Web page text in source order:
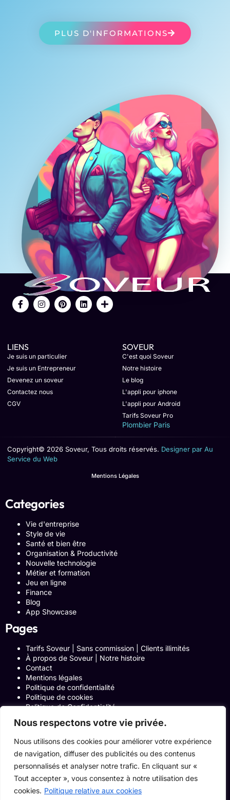
Nous respectons votre vie privée.
Nous utilisons des cookies pour améliorer votre expérience
de navigation, diffuser des publicités ou des contenus
personnalisés et analyser notre trafic. En cliquant sur «
Tout accepter », vous consentez à notre utilisation des
cookies. Politique relative aux cookies
PLUS D'INFORMATIONS
LIENS
Je suis un particulier
Je suis un Entrepreneur
Devenez un soveur
Contactez nous
CGV
SOVEUR
C'est quoi Soveur
Notre histoire
Le blog
L'appli pour iphone
L'appli pour Android
Tarifs Soveur Pro
Plombier Paris
Copyright© 2026 Soveur, Tous droits réservés. Designer par Au
Service du Web
Mentions Légales
Categories
Vie d'entreprise
Style de vie
Santé et bien être
Organisation & Productivité
Nouvelle technologie
Métier et formation
Jeu en ligne
Finance
Blog
App Showcase
Pages
Tarifs Soveur | Sans commission | Clients illimités
À propos de Soveur | Notre histoire
Contact
Mentions légales
Politique de confidentialité
Politique de cookies
Politique de Confidentialité
Blog
Programme Affiliation
Conditions générales d’utilisation
ACCUEIL
Onglets Zone Affilié
Le Blog
Devenir pro